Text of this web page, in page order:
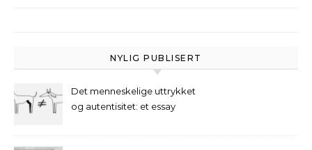
NYLIG PUBLISERT
Det menneskelige uttrykket
og autentisitet: et essay